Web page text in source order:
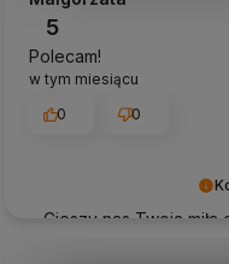
Cieszy nas Twoja
5
Polecam!
w tym miesiącu
0
0